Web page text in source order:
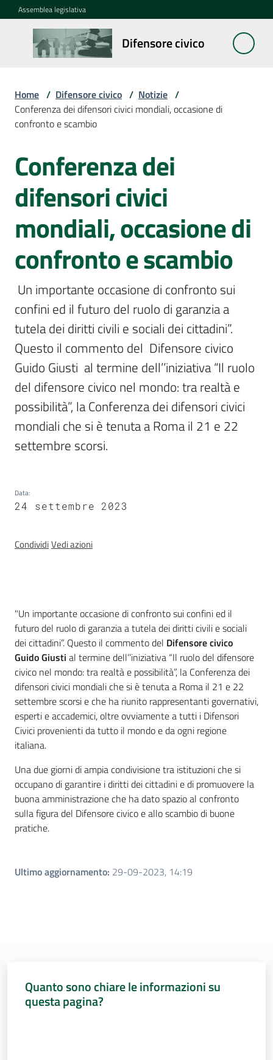
Vai al contenuto
Vai alla navigazione
Vai al footer
Assemblea legislativa
Difensore civico
Difensore
civico
Cosa
fa
Notizie
Menu selezionato
La
rete
Assemblea
legislativa
Assemblea
Attività
Argomenti
Per i media
Home / Difensore civico / Notizie /
Conferenza dei difensori civici mondiali, occasione di
confronto e scambio
Salta al contenuto
Conferenza dei
difensori civici
mondiali, occasione di
confronto e scambio
confini ed il futuro del ruolo di garanzia a
tutela dei diritti civili e sociali dei cittadini”.
Questo il commento del  Difensore civico
Guido Giusti  al termine dell’’iniziativa “Il ruolo
del difensore civico nel mondo: tra realtà e
possibilità”, la Conferenza dei difensori civici
mondiali che si è tenuta a Roma il 21 e 22
settembre scorsi.
Data:
24 settembre 2023
CondividiVedi azioni
Introduzione
"Un importante occasione di confronto sui confini ed il
futuro del ruolo di garanzia a tutela dei diritti civili e sociali
dei cittadini”. Questo il commento del Difensore civico
Guido Giusti al termine dell’’iniziativa “Il ruolo del difensore
civico nel mondo: tra realtà e possibilità”, la Conferenza dei
difensori civici mondiali che si è tenuta a Roma il 21 e 22
settembre scorsi e che ha riunito rappresentanti governativi,
esperti e accademici, oltre ovviamente a tutti i Difensori
Civici provenienti da tutto il mondo e da ogni regione
italiana.
Una due giorni di ampia condivisione tra istituzioni che si
occupano di garantire i diritti dei cittadini e di promuovere la
buona amministrazione che ha dato spazio al confronto
sulla figura del Difensore civico e allo scambio di buone
pratiche.
Ultimo aggiornamento: 29-09-2023, 14:19
Quanto sono chiare le informazioni su
questa pagina?